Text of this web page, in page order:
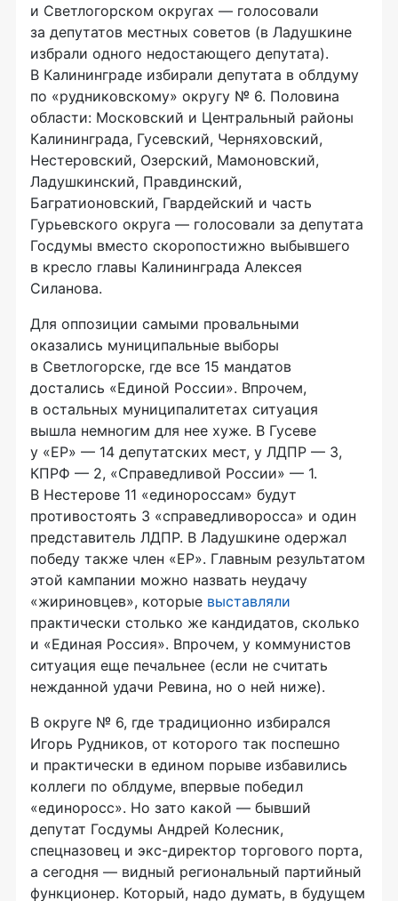
и Светлогорском округах — голосовали
за депутатов местных советов (в Ладушкине
избрали одного недостающего депутата).
В Калининграде избирали депутата в облдуму
по «рудниковскому» округу № 6. Половина
области: Московский и Центральный районы
Калининграда, Гусевский, Черняховский,
Нестеровский, Озерский, Мамоновский,
Ладушкинский, Правдинский,
Багратионовский, Гвардейский и часть
Гурьевского округа — голосовали за депутата
Госдумы вместо скоропостижно выбывшего
в кресло главы Калининграда Алексея
Силанова.
Для оппозиции самыми провальными
оказались муниципальные выборы
в Светлогорске, где все 15 мандатов
достались «Единой России». Впрочем,
в остальных муниципалитетах ситуация
вышла немногим для нее хуже. В Гусеве
у «ЕР» — 14 депутатских мест, у ЛДПР — 3,
КПРФ — 2, «Справедливой России» — 1.
В Нестерове 11 «единороссам» будут
противостоять 3 «справедливоросса» и один
представитель ЛДПР. В Ладушкине одержал
победу также член «ЕР». Главным результатом
этой кампании можно назвать неудачу
«жириновцев», которые выставляли
практически столько же кандидатов, сколько
и «Единая Россия». Впрочем, у коммунистов
ситуация еще печальнее (если не считать
нежданной удачи Ревина, но о ней ниже).
В округе № 6, где традиционно избирался
Игорь Рудников, от которого так поспешно
и практически в едином порыве избавились
коллеги по облдуме, впервые победил
«единоросс». Но зато какой — бывший
депутат Госдумы Андрей Колесник,
спецназовец и экс-директор торгового порта,
а сегодня — видный региональный партийный
функционер. Который, надо думать, в будущем